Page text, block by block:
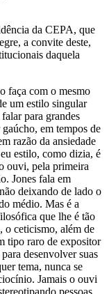
da CEPA, que
a convite deste,
daquela
faça com o mesmo
um estilo singular
para grandes
em tempos de
razão da ansiedade
estilo, como dizia, é
ouvi, pela primeira
Jones fala em
deixando de lado o
médio. Mas é a
que lhe é tão
o ceticismo, além de
tipo raro de expositor
desenvolver suas
tema, nunca se
Jamais o ouvi